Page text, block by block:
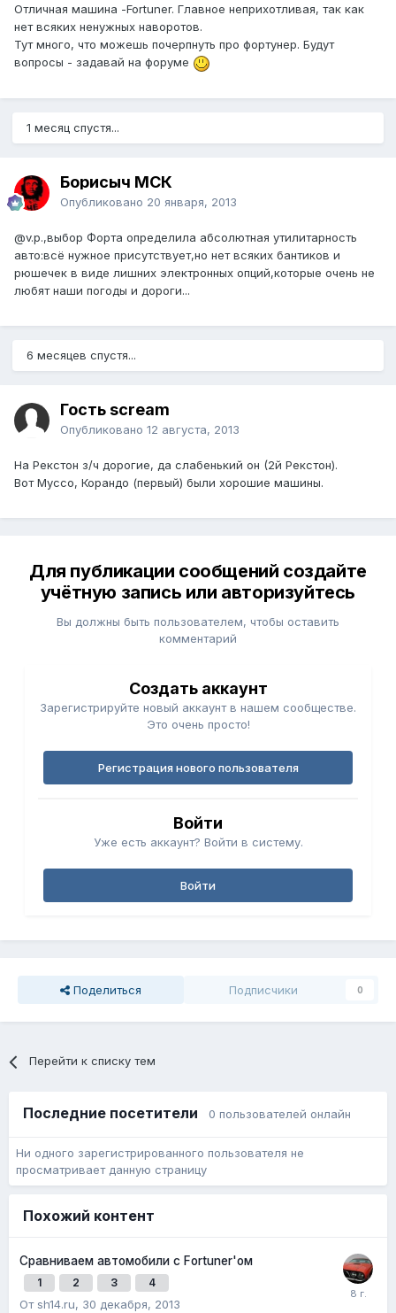
Отличная машина -Fortuner. Главное неприхотливая, так как
нет всяких ненужных наворотов.
Тут много, что можешь почерпнуть про фортунер. Будут
вопросы - задавай на форуме
1 месяц спустя...
Борисыч МСК
Опубликовано 20 января, 2013
@v.p.,выбор Форта определила абсолютная утилитарность
авто:всё нужное присутствует,но нет всяких бантиков и
рюшечек в виде лишних электронных опций,которые очень не
любят наши погоды и дороги...
6 месяцев спустя...
Гость scream
Опубликовано 12 августа, 2013
На Рекстон з/ч дорогие, да слабенький он (2й Рекстон).
Вот Муссо, Корандо (первый) были хорошие машины.
Для публикации сообщений создайте
учётную запись или авторизуйтесь
Вы должны быть пользователем, чтобы оставить
комментарий
Создать аккаунт
Зарегистрируйте новый аккаунт в нашем сообществе.
Это очень просто!
Регистрация нового пользователя
Войти
Уже есть аккаунт? Войти в систему.
Войти
Поделиться Подписчики 0
Перейти к списку тем
Последние посетители 0 пользователей онлайн
Ни одного зарегистрированного пользователя не
просматривает данную страницу
Похожий контент
Сравниваем автомобили с Fortuner'ом
1 2 3 4
От sh14.ru, 30 декабря, 2013